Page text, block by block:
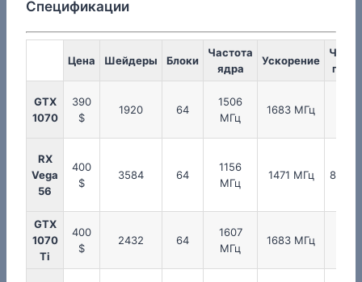
Спецификации
Цена Шейдеры Блоки
Частота
ядра
Ускорение
GTX
1070
390
$
1920 64
1506
МГц
1683 МГц
RX
Vega
56
400
$
3584 64
1156
МГц
1471 МГц 800
GTX
1070
Ti
400
$
2432 64
1607
МГц
1683 МГц